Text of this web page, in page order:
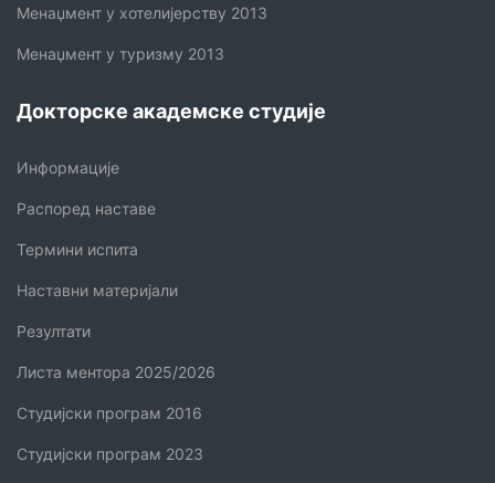
Менаџмент у хотелијерству 2013
Менаџмент у туризму 2013
Докторске академске студије
Информације
Распоред наставе
Термини испита
Наставни материјали
Резултати
Листа ментора 2025/2026
Студијски програм 2016
Студијски програм 2023